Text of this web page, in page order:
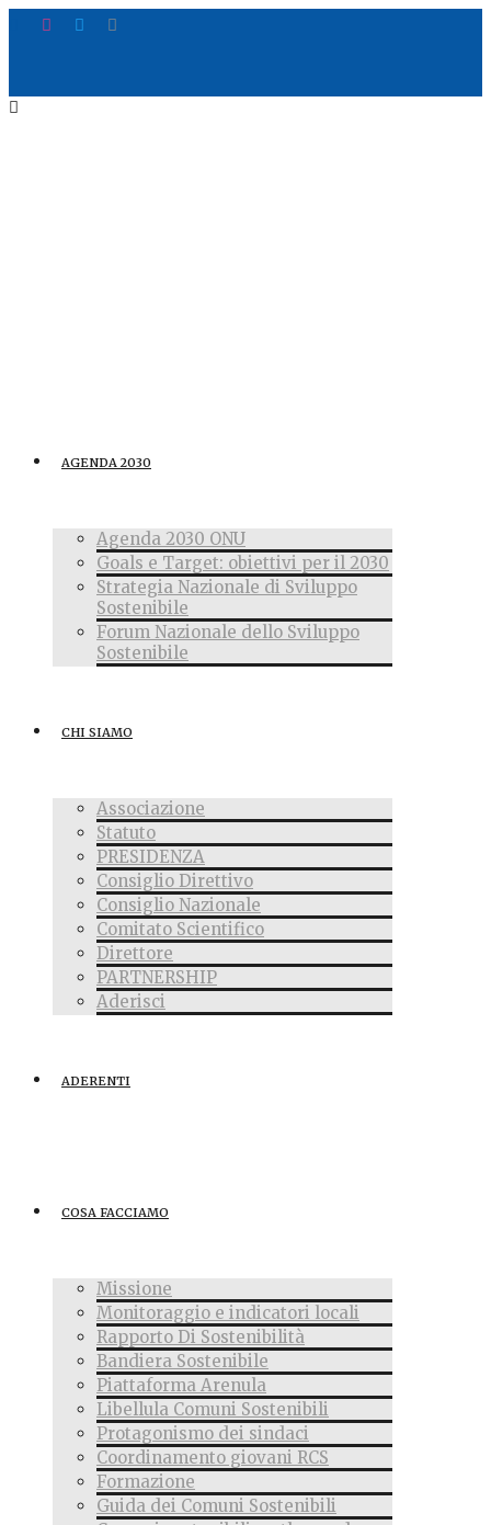
AGENDA 2030
Agenda 2030 ONU
Goals e Target: obiettivi per il 2030
Strategia Nazionale di Sviluppo
Sostenibile
Forum Nazionale dello Sviluppo
Sostenibile
CHI SIAMO
Associazione
Statuto
PRESIDENZA
Consiglio Direttivo
Consiglio Nazionale
Comitato Scientifico
Direttore
PARTNERSHIP
Aderisci
ADERENTI
COSA FACCIAMO
Missione
Monitoraggio e indicatori locali
Rapporto Di Sostenibilità
Bandiera Sostenibile
Piattaforma Arenula
Libellula Comuni Sostenibili
Protagonismo dei sindaci
Coordinamento giovani RCS
Formazione
Guida dei Comuni Sostenibili